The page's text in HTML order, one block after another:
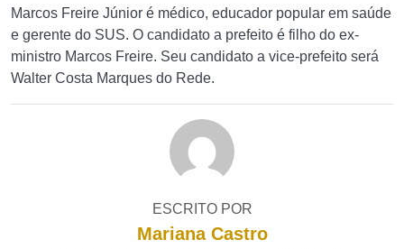
Marcos Freire Júnior é médico, educador popular em saúde
e gerente do SUS. O candidato a prefeito é filho do ex-
ministro Marcos Freire. Seu candidato a vice-prefeito será
Walter Costa Marques do Rede.
ESCRITO POR
Mariana Castro